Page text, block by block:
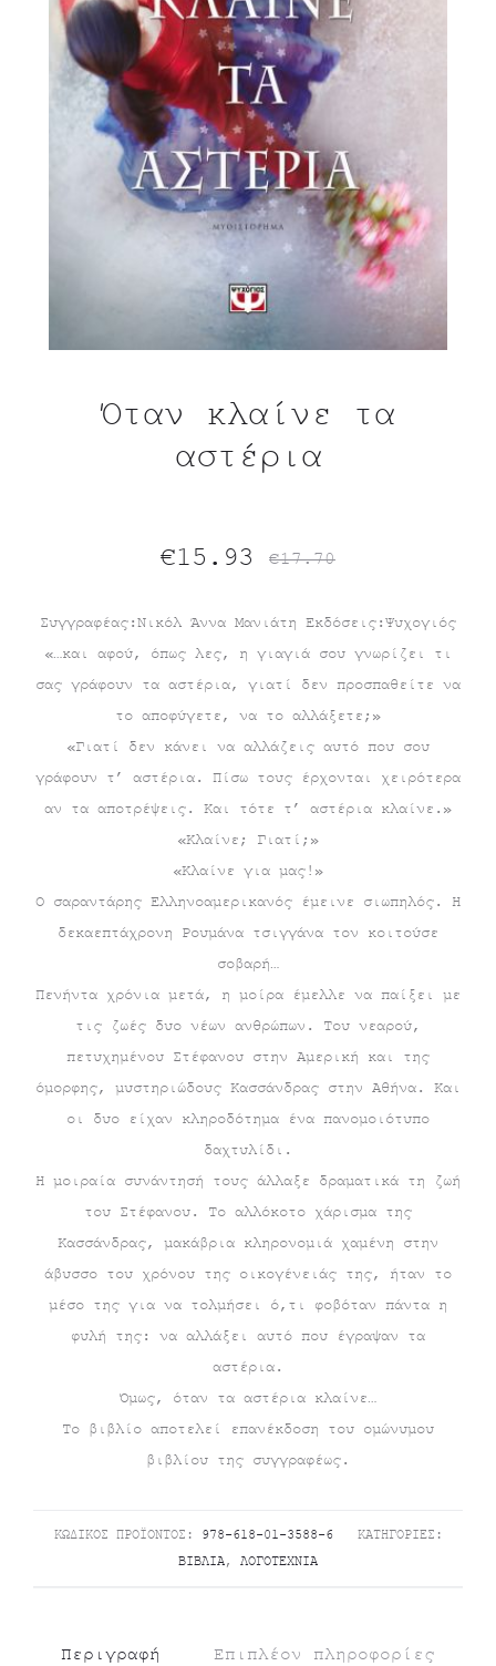
Όταν κλαίνε τα
αστέρια
Συγγραφέας:Νικόλ Άννα Μανιάτη Εκδόσεις:Ψυχογιός
«…και αφού, όπως λες, η γιαγιά σου γνωρίζει τι
σας γράφουν τα αστέρια, γιατί δεν προσπαθείτε να
το αποφύγετε, να το αλλάξετε;»
«Γιατί δεν κάνει να αλλάζεις αυτό που σου
γράφουν τ’ αστέρια. Πίσω τους έρχονται χειρότερα
αν τα αποτρέψεις. Και τότε τ’ αστέρια κλαίνε.»
«Κλαίνε; Γιατί;»
«Κλαίνε για μας!»
Ο σαραντάρης Ελληνοαμερικανός έμεινε σιωπηλός. Η
δεκαεπτάχρονη Ρουμάνα τσιγγάνα τον κοιτούσε
σοβαρή…
Πενήντα χρόνια μετά, η μοίρα έμελλε να παίξει με
τις ζωές δυο νέων ανθρώπων. Του νεαρού,
πετυχημένου Στέφανου στην Αμερική και της
όμορφης, μυστηριώδους Κασσάνδρας στην Αθήνα. Και
οι δυο είχαν κληροδότημα ένα πανομοιότυπο
δαχτυλίδι.
Η μοιραία συνάντησή τους άλλαξε δραματικά τη ζωή
του Στέφανου. Το αλλόκοτο χάρισμα της
Κασσάνδρας, μακάβρια κληρονομιά χαμένη στην
άβυσσο του χρόνου της οικογένειάς της, ήταν το
μέσο της για να τολμήσει ό,τι φοβόταν πάντα η
φυλή της: να αλλάξει αυτό που έγραψαν τα
αστέρια.
Όμως, όταν τα αστέρια κλαίνε…
Το βιβλίο αποτελεί επανέκδοση του ομώνυμου
βιβλίου της συγγραφέως.
€17.70
Original
was:
€17.70.
€15.93
Η
τρέχουσα
τιμή
είναι:
€15.93.
ΚΩΔΙΚΌΣ ΠΡΟΪΌΝΤΟΣ: 978-618-01-3588-6
ΚΑΤΗΓΟΡΊΕΣ:
ΒΙΒΛΊΑ, ΛΟΓΟΤΕΧΝΊΑ
Περιγραφή Επιπλέον πληροφορίες